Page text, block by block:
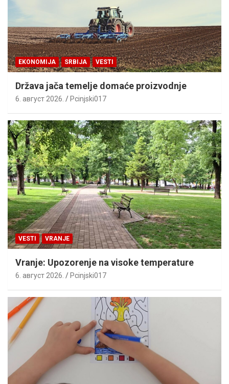
EKONOMIJA SRBIJA VESTI
Država jača temelje domaće proizvodnje
6. август 2026. Pcinjski017
VESTI VRANJE
Vranje: Upozorenje na visoke temperature
6. август 2026. Pcinjski017